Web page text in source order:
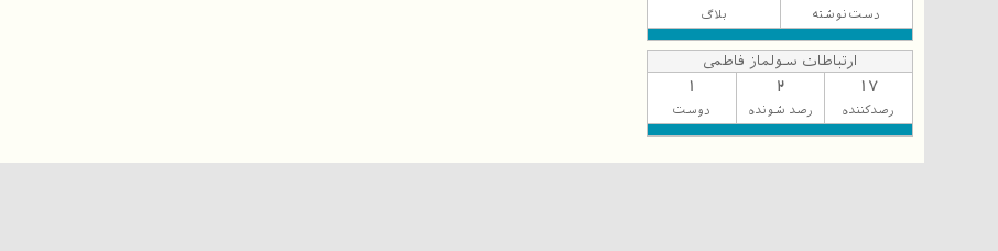
دست‌نوشته بلاگ
ارتباطات سولماز فاطمی
17
رصدکننده
2
رصد شونده
1
دوست